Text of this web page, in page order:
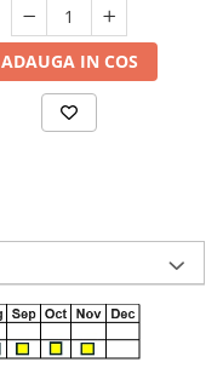
ADAUGA IN COS